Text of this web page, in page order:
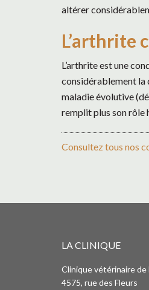
altérer
L’arthrite
L’arthrite est une
considérablement la
maladie évolutive
remplit plus son rôle
Consultez tous nos
LA CLINIQUE
Clinique vétérinaire de
4575, rue des Fleurs